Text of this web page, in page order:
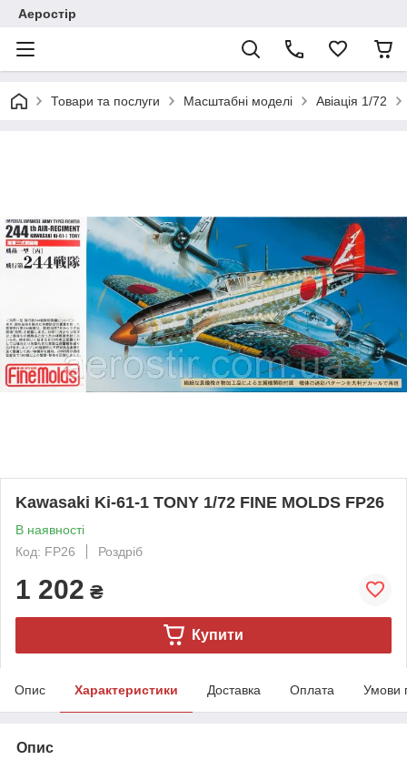
Аеростір
Товари та послуги Масштабні моделі Авіація 1/72
Kawasaki Ki-61-1 TONY 1/72 FINE MOLDS FP26
В наявності
Код: FP26
Роздріб
1 202 ₴
Купити
Опис Характеристики Доставка Оплата Умови
Опис